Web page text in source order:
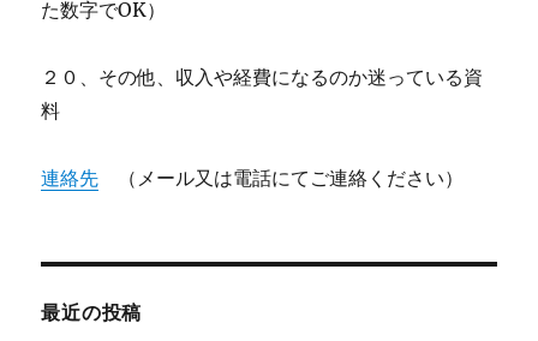
た数字でOK）
２０、その他、収入や経費になるのか迷っている資
料
連絡先 （メール又は電話にてご連絡ください）
最近の投稿